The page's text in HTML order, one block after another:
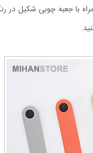
جعبه چوبی شکیل در